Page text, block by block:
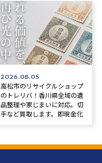
2026.08.05
高松市のリサイクルショップ
のトレリバ！香川県全域の遺
品整理や家じまいに対応。切
手など買取します。即現金化